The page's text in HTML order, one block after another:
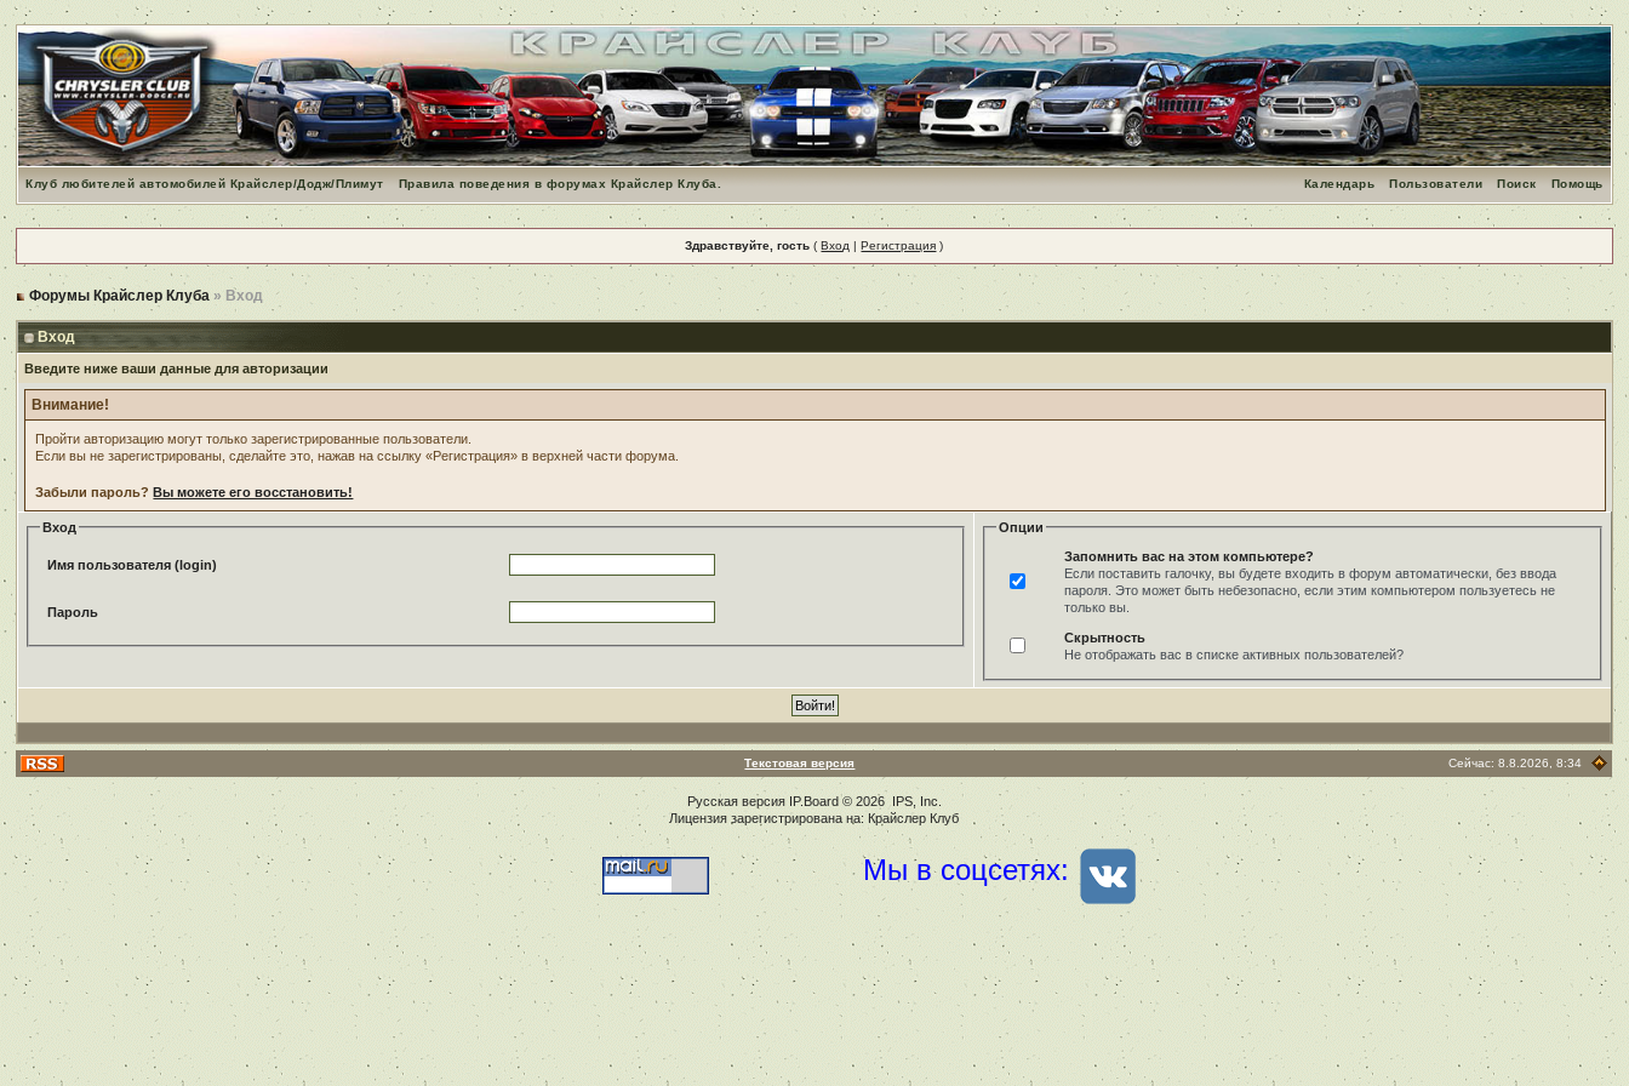
Клуб любителей автомобилей Крайслер/Додж/Плимут Правила поведения в форумах Крайслер Клуба. Помощь
Поиск
Пользователи
Календарь
Здравствуйте, гость (Вход |Регистрация )
Форумы Крайслер Клуба » Вход
Вход
Введите ниже ваши данные для авторизации
Внимание!
Пройти авторизацию могут только зарегистрированные пользователи.
Если вы не зарегистрированы, сделайте это, нажав на ссылку «Регистрация» в верхней части форума.
Забыли пароль?Вы можете его восстановить!
Вход
Имя пользователя (login)
Пароль
Опции
Запомнить вас на этом компьютере?
Если поставить галочку, вы будете входить в форум автоматически, без ввода
пароля. Это может быть небезопасно, если этим компьютером пользуетесь не
только вы.
Скрытность
Не отображать вас в списке активных пользователей?
Текстовая версия Сейчас: 8.8.2026, 8:34
Русская версия IP.Board© 2026 IPS, Inc
Лицензия зарегистрирована на: Крайслер Клуб
Мы в соцсетях: